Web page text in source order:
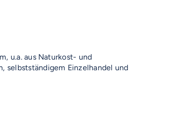
u.a. aus Naturkost- und
selbstständigem Einzelhandel und